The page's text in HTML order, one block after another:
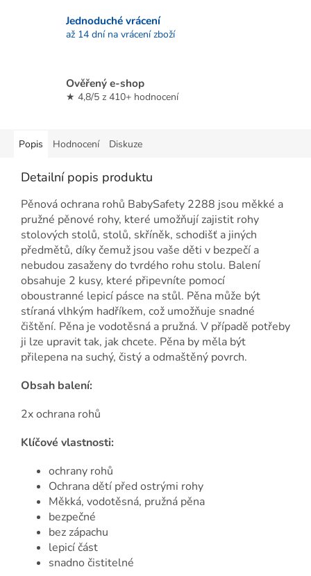
Jednoduché vrácení
až 14 dní na vrácení zboží
Ověřený e-shop
★ 4,8/5 z 410+ hodnocení
Popis Hodnocení Diskuze
Detailní popis produktu
Pěnová ochrana rohů BabySafety 2288 jsou měkké a
pružné pěnové rohy, které umožňují zajistit rohy
stolových stolů, stolů, skříněk, schodišť a jiných
předmětů, díky čemuž jsou vaše děti v bezpečí a
nebudou zasaženy do tvrdého rohu stolu. Balení
obsahuje 2 kusy, které připevníte pomocí
oboustranné lepicí pásce na stůl. Pěna může být
stíraná vlhkým hadříkem, což umožňuje snadné
čištění. Pěna je vodotěsná a pružná. V případě potřeby
ji lze upravit tak, jak chcete. Pěna by měla být
přilepena na suchý, čistý a odmaštěný povrch.
Obsah balení:
2x ochrana rohů
Klíčové vlastnosti:
ochrany rohů
Ochrana dětí před ostrými rohy
Měkká, vodotěsná, pružná pěna
bezpečné
bez zápachu
lepicí část
snadno čistitelné